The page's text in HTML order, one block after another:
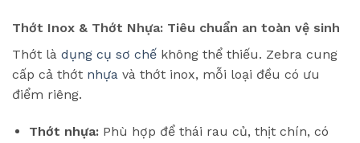
Thớt Inox & Thớt Nhựa: Tiêu chuẩn an toàn vệ sinh
Thớt là dụng cụ sơ chế không thể thiếu. Zebra cung
cấp cả thớt nhựa và thớt inox, mỗi loại đều có ưu
điểm riêng.
Thớt nhựa:Phù hợp để thái rau củ, thịt chín, có